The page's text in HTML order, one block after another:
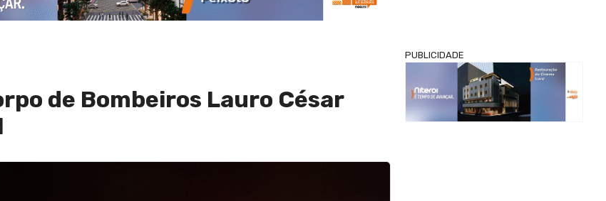
de Bombeiros Lauro César
PUBLICIDADE